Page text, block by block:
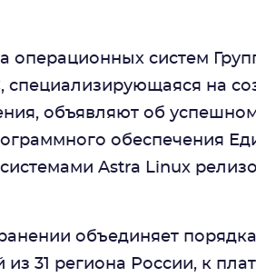
операционных систем
на
объявляют об
обеспечения
Astra Linux
объединяет порядка
31 региона России, к